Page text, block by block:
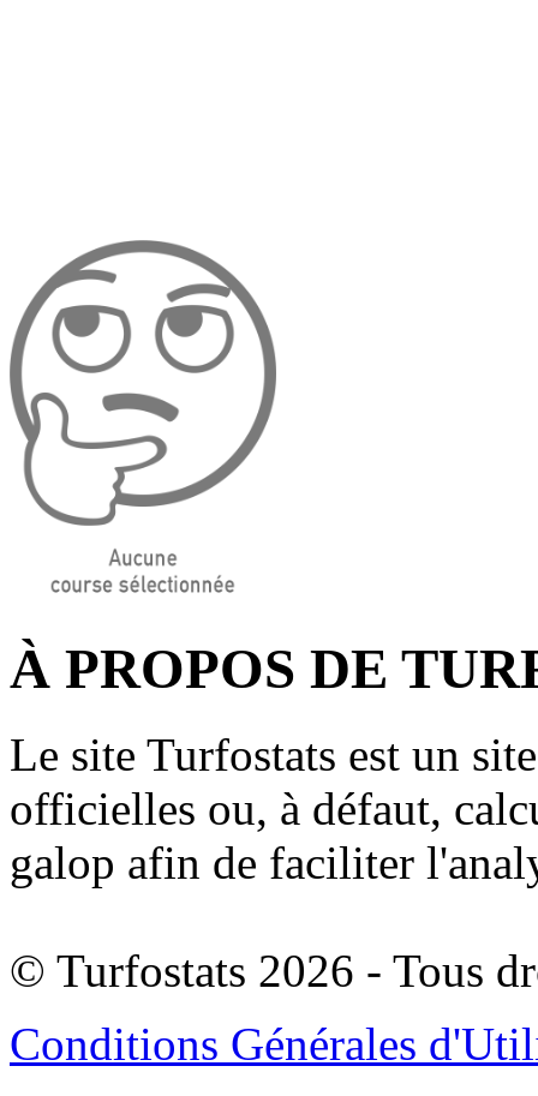
À PROPOS DE
Le site Turfostats est un
officielles ou, à défaut,
galop afin de faciliter
© Turfostats 2026 - Tous
Conditions Générales